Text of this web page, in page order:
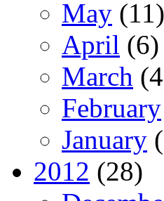
May (11)
April (6)
March
February
January
2012 (28)